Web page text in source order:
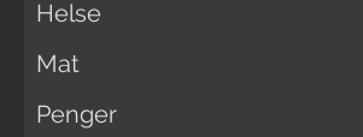
Helse
Mat
Penger